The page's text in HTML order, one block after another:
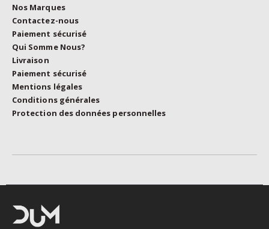
Nos Marques
Contactez-nous
Paiement sécurisé
Qui Somme Nous?
Livraison
Paiement sécurisé
Mentions légales
Conditions générales
Protection des données personnelles